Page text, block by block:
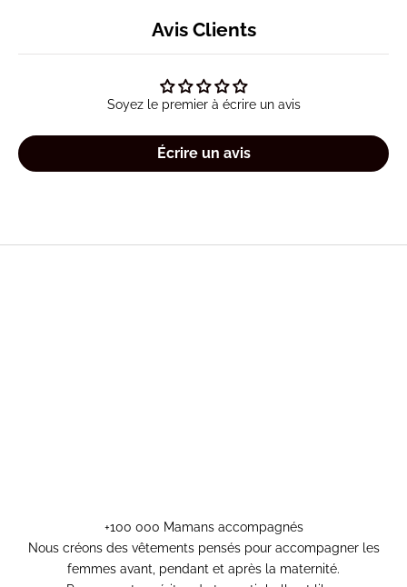
Avis Clients
Soyez le premier à écrire un avis
Écrire un avis
+100 000 Mamans accompagnés
Nous créons des vêtements pensés pour accompagner les
femmes avant, pendant et après la maternité.